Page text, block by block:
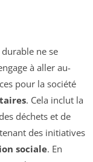
ne se
à aller au-
pour la société
. Cela inclut la
déchets et de
des initiatives
sociale. En